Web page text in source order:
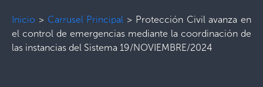
Inicio > Carrusel Principal > Protección Civil avanza en
el control de emergencias mediante la coordinación de
las instancias del Sistema 19/NOVIEMBRE/2024